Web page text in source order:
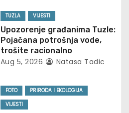
TUZLA VIJESTI
Upozorenje građanima Tuzle:
Pojačana potrošnja vode,
trošite racionalno
Aug 5, 2026 Natasa Tadic
FOTO
PRIRODA I EKOLOGIJA
VIJESTI